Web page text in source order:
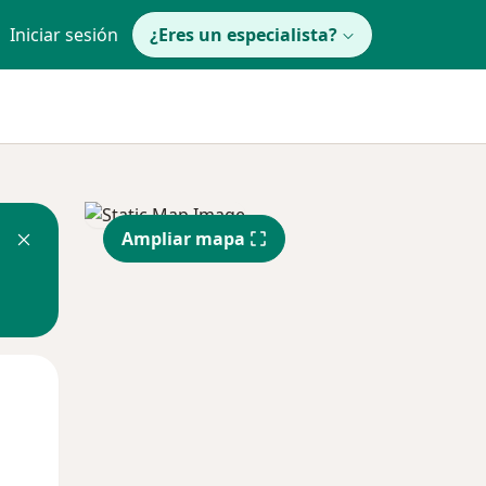
Iniciar sesión ¿Eres un especialista?
Ampliar mapa